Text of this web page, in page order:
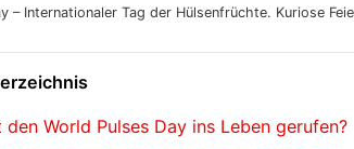
– Internationaler Tag der Hülsenfrüchte. Kuriose
den World Pulses Day ins Leben gerufen?